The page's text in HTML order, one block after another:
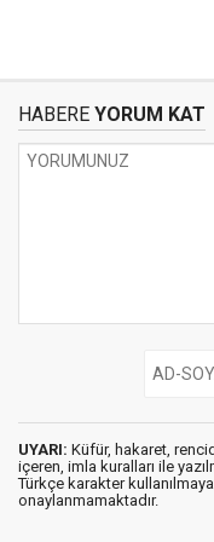
HABERE YORUM KAT
UYARI: Küfür, hakaret,
içeren, imla kuralları ile
Türkçe karakter
onaylanmamaktadır.